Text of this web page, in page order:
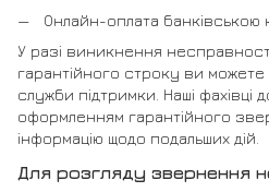
Онлайн-оплата банківською
У разі виникнення
гарантійного строку ви
служби підтримки. Наші фахівці
оформленням гарантійного
інформацію щодо подальших дій.
Для розгляду звернення